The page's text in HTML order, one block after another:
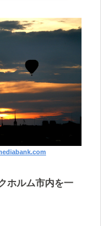
ホルム市内を一